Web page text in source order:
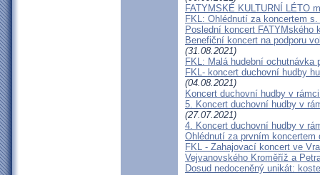
FATYMSKÉ KULTURNÍ LÉTO
FKL: Ohlédnutí za koncertem
Poslední koncert FATYMského
Benefiční koncert na podporu
(31.08.2021)
FKL: Malá hudební ochutnávka
FKL- koncert duchovní hudby
(04.08.2021)
Koncert duchovní hudby v
5. Koncert duchovní hudby v
(27.07.2021)
4. Koncert duchovní hudby v
Ohlédnutí za prvním
FKL - Zahajovací koncert ve
Vejvanovského Kroměříž a
Dosud nedoceněný unikát: